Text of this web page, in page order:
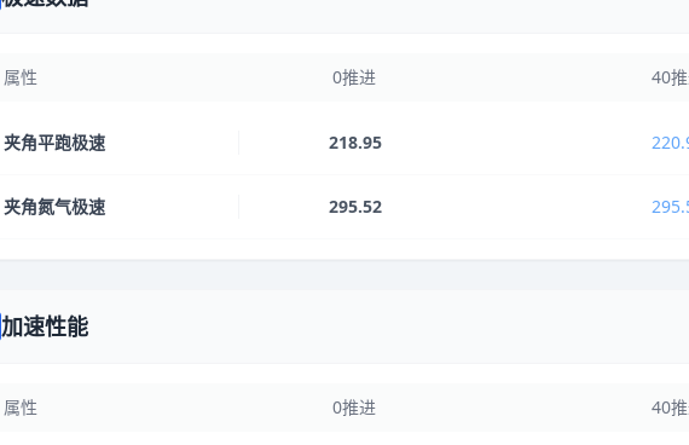
属性 0推进 40
夹角平跑极速 218.95
夹角氮气极速 295.52
加速性能
属性 0推进 40